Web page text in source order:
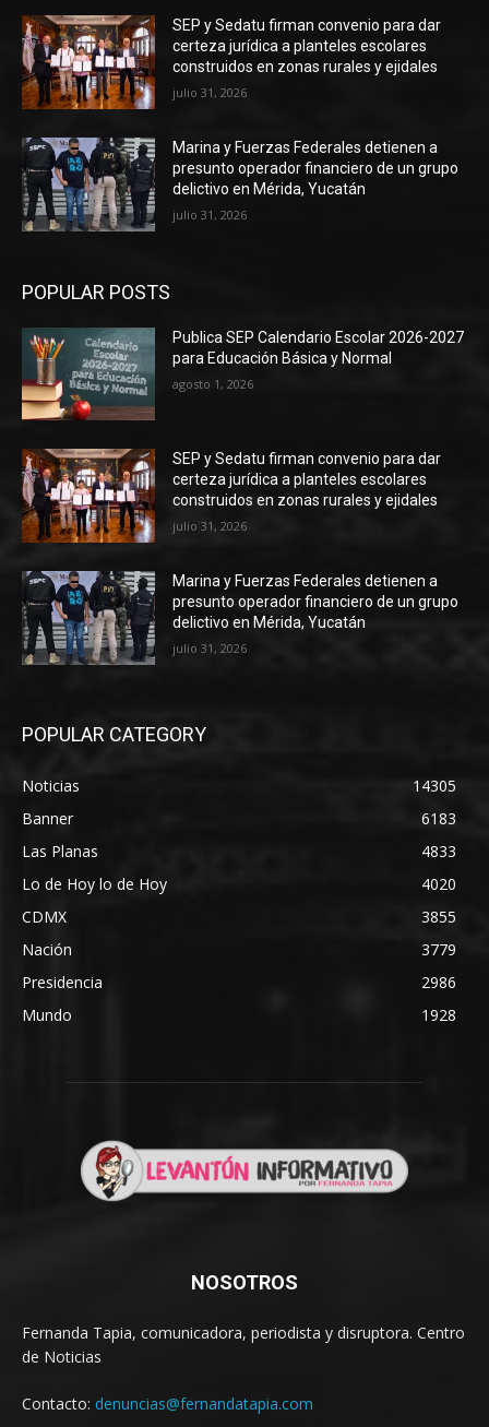
SEP y Sedatu firman convenio para dar
certeza jurídica a planteles escolares
construidos en zonas rurales y ejidales
julio 31, 2026
Marina y Fuerzas Federales detienen a
presunto operador financiero de un grupo
delictivo en Mérida, Yucatán
julio 31, 2026
POPULAR POSTS
Publica SEP Calendario Escolar 2026-2027
para Educación Básica y Normal
agosto 1, 2026
SEP y Sedatu firman convenio para dar
certeza jurídica a planteles escolares
construidos en zonas rurales y ejidales
julio 31, 2026
Marina y Fuerzas Federales detienen a
presunto operador financiero de un grupo
delictivo en Mérida, Yucatán
julio 31, 2026
POPULAR CATEGORY
Noticias
14305
Banner
6183
Las Planas
4833
Lo de Hoy lo de Hoy
4020
CDMX
3855
Nación
3779
Presidencia
2986
Mundo
1928
NOSOTROS
Fernanda Tapia, comunicadora, periodista y disruptora. Centro
de Noticias
Contacto: denuncias@fernandatapia.com